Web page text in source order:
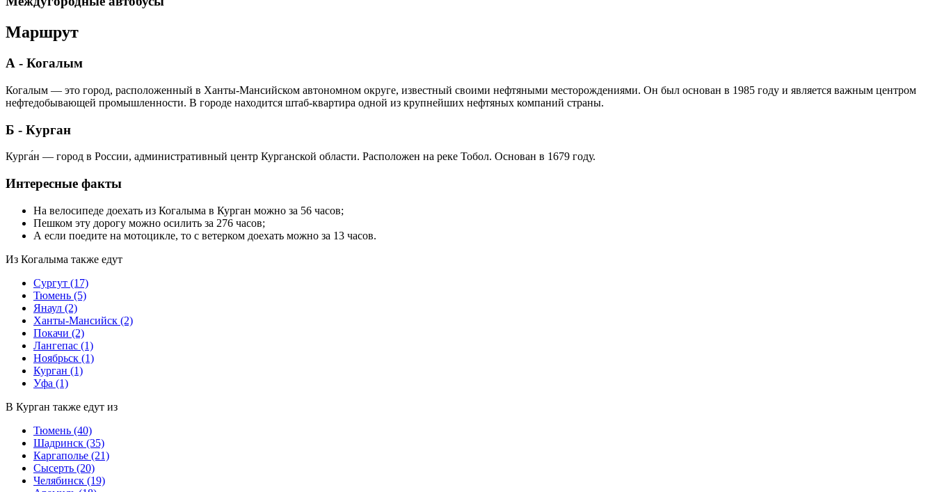
Маршрут
А - Когалым
Когалым — это город, расположенный в Ханты-Мансийском автономном округе, известный своими нефтяными месторождениями. Он был основан в 1985 году и является важным центром
нефтедобывающей промышленности. В городе находится штаб-квартира одной из крупнейших нефтяных компаний страны.
Б - Курган
Курга́н — город в России, административный центр Курганской области. Расположен на реке Тобол. Основан в 1679 году.
Интересные факты
На велосипеде доехать из Когалыма в Курган можно за 56 часов;
Пешком эту дорогу можно осилить за 276 часов;
А если поедите на мотоцикле, то с ветерком доехать можно за 13 часов.
Из Когалыма также едут
Сургут (17)
Тюмень (5)
Янаул (2)
Ханты-Мансийск (2)
Покачи (2)
Лангепас (1)
Ноябрьск (1)
Курган (1)
Уфа (1)
В Курган также едут из
Тюмень (40)
Шадринск (35)
Каргаполье (21)
Сысерть (20)
Челябинск (19)